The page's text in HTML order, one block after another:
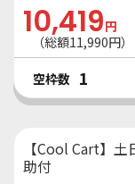
10,419円
（総額11,990円）
空枠数 1
【Cool Cart】
助付